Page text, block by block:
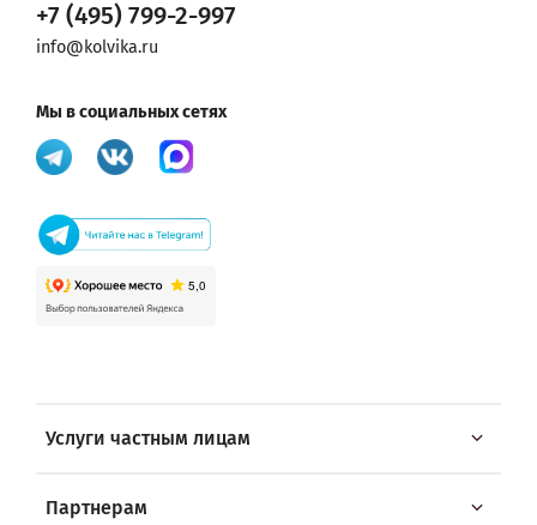
Услуги частным лицам
Партнерам
+7 (495) 799-2-997
info@kolvika.ru
Мы в социальных сетях